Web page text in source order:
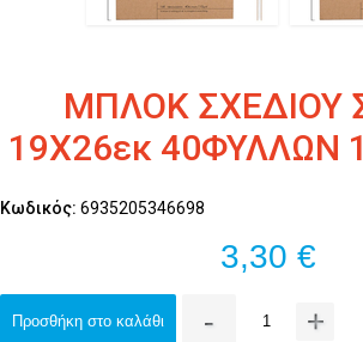
ΜΠΛΟΚ ΣΧΕΔΙΟΥ
19Χ26εκ 40ΦΥΛΛΩΝ
Κωδικός: 6935205346698
3,30 €
Προσθήκη στο καλάθι - +